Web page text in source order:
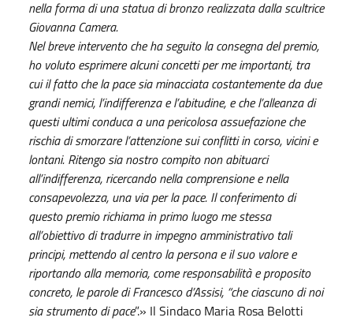
nella forma di una statua di bronzo realizzata dalla scultrice
Giovanna Camera.
Nel breve intervento che ha seguito la consegna del premio,
ho voluto esprimere alcuni concetti per me importanti, tra
cui il fatto che la pace sia minacciata costantemente da due
grandi nemici, l’indifferenza e l’abitudine, e che l’alleanza di
questi ultimi conduca a una pericolosa assuefazione che
rischia di smorzare l’attenzione sui conflitti in corso, vicini e
lontani. Ritengo sia nostro compito non abituarci
all’indifferenza, ricercando nella comprensione e nella
consapevolezza, una via per la pace. Il conferimento di
questo premio richiama in primo luogo me stessa
all’obiettivo di tradurre in impegno amministrativo tali
principi, mettendo al centro la persona e il suo valore e
riportando alla memoria, come responsabilità e proposito
concreto, le parole di Francesco d’Assisi, “che ciascuno di noi
sia strumento di pace”.» Il Sindaco Maria Rosa Belotti